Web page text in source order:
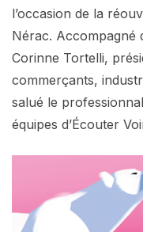
l’occasion de la
Nérac. Accompagné
Corinne Tortelli,
commerçants,
salué le
équipes d’Écouter